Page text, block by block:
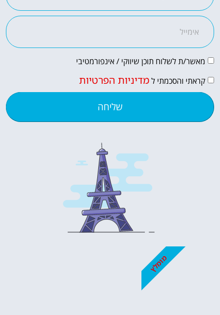
מאשר/ת לשלוח תוכן שיווקי / אינפורמטיבי
קראתי והסכמתי למדיניות הפרטיות
שליחה
מומלץ